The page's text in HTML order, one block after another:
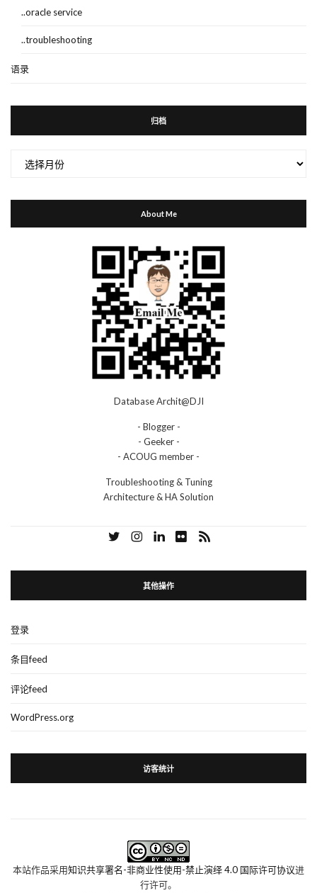
..oracle service
..troubleshooting
语录
归档
About Me
Database Archit@DJI
- Blogger -
- Geeker -
- ACOUG member -
Troubleshooting & Tuning
Architecture & HA Solution
其他操作
登录
条目feed
评论feed
WordPress.org
访客统计
本站作品采用知识共享署名-非商业性使用-禁止演绎 4.0 国际许可协议进
行许可。